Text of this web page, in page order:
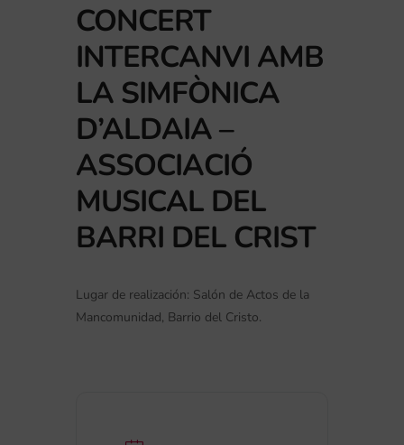
CONCERT
INTERCANVI AMB
LA SIMFÒNICA
D’ALDAIA –
ASSOCIACIÓ
MUSICAL DEL
BARRI DEL CRIST
Lugar de realización: Salón de Actos de la
Mancomunidad, Barrio del Cristo.